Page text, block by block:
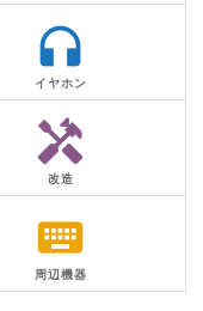
headphones
イヤホン
handyman
改造
keyboard
周辺機器